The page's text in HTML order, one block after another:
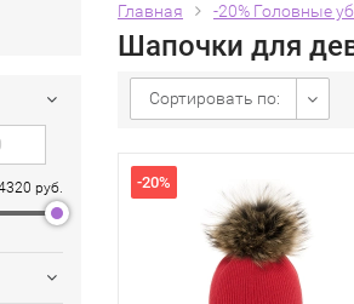
руб.
Главная -20% Головные
Шапочки для
Сортировать по:
-20%